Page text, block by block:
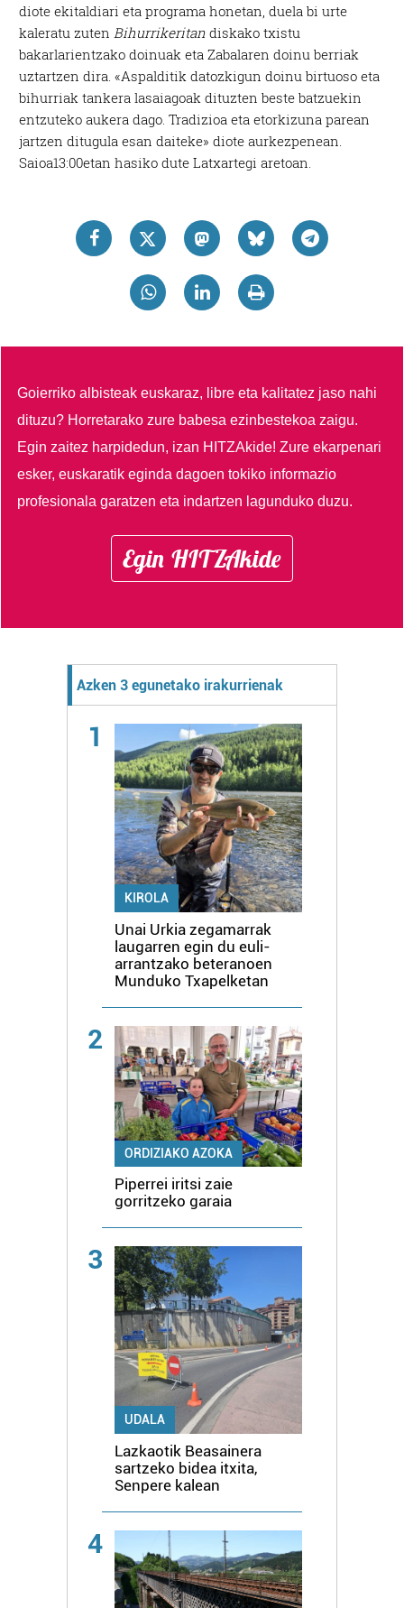
diote ekitaldiari eta programa honetan, duela bi urte
kaleratu zuten Bihurrikeritan diskako txistu
bakarlarientzako doinuak eta Zabalaren doinu berriak
uztartzen dira. «Aspalditik datozkigun doinu birtuoso eta
bihurriak tankera lasaiagoak dituzten beste batzuekin
entzuteko aukera dago. Tradizioa eta etorkizuna parean
jartzen ditugula esan daiteke» diote aurkezpenean.
Saioa13:00etan hasiko dute Latxartegi aretoan.
Goierriko albisteak euskaraz, libre eta kalitatez jaso nahi
dituzu? Horretarako zure babesa ezinbestekoa zaigu.
Egin zaitez harpidedun, izan HITZAkide!Zure ekarpenari
esker, euskaratik eginda dagoen tokiko informazio
profesionala garatzen eta indartzen lagunduko duzu.
Egin HITZAkide
Azken 3 egunetako irakurrienak
1
KIROLA
Unai Urkia zegamarrak
laugarren egin du euli-
arrantzako beteranoen
Munduko Txapelketan
2
ORDIZIAKO AZOKA
Piperrei iritsi zaie
gorritzeko garaia
3
UDALA
Lazkaotik Beasainera
sartzeko bidea itxita,
Senpere kalean
4